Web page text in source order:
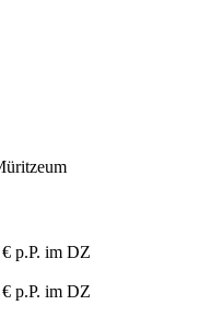
p.P. im DZ
p.P. im DZ